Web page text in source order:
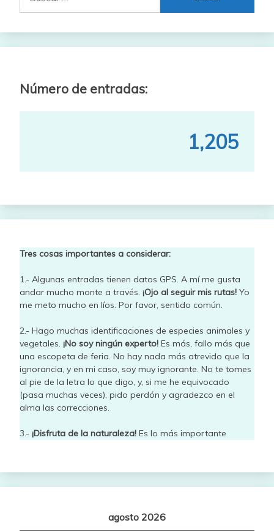
Número de entradas:
1,205
Tres cosas importantes a considerar:
1.- Algunas entradas tienen datos GPS. A mí me gusta
andar mucho monte a través. ¡Ojo al seguir mis rutas! Yo
me meto mucho en líos. Por favor, sentido común.
2.- Hago muchas identificaciones de especies animales y
vegetales. ¡No soy ningún experto! Es más, fallo más que
una escopeta de feria. No hay nada más atrevido que la
ignorancia, y en mi caso, soy muy ignorante. No te tomes
al pie de la letra lo que digo, y, si me he equivocado
(pasa muchas veces), pido perdón y agradezco en el
alma las correcciones.
3.- ¡Disfruta de la naturaleza! Es lo más importante
agosto 2026